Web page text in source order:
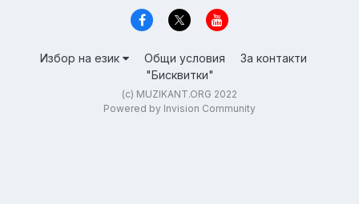
Избор на език Общи условия
За контакти
"Бисквитки"
(c) MUZIKANT.ORG 2022
Powered by Invision Community